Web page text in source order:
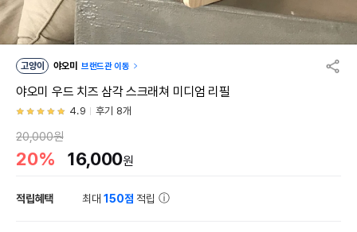
고양이 야오미 브랜드관 이동
야오미 우드 치즈 삼각 스크래쳐 미디엄 리필
4.9 후기 8개
20,000원
20% 16,000원
적립혜택 최대150점 적립